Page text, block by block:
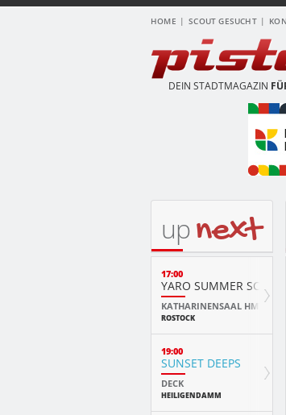
HOME SCOUT GESUCHT
DEIN STADTMAGAZIN
upnext
17:00
YARO SUMMER
KATHARINENSAAL HMT
ROSTOCK
19:00
SUNSET DEEPS
DECK
HEILIGENDAMM